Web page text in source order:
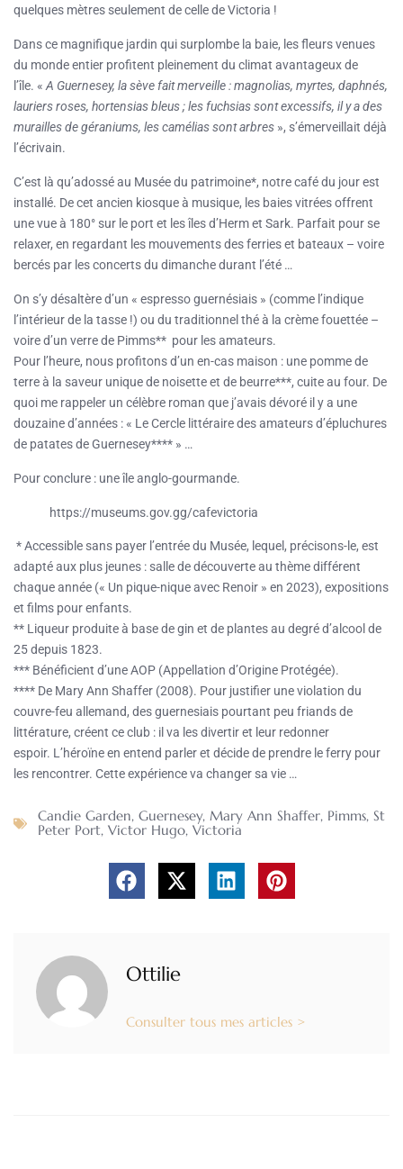
quelques mètres seulement de celle de Victoria !
Dans ce magnifique jardin qui surplombe la baie, les fleurs venues
du monde entier profitent pleinement du climat avantageux de
l’île. «A Guernesey, la sève fait merveille : magnolias, myrtes, daphnés,
lauriers roses, hortensias bleus ; les fuchsias sont excessifs, il y a des
murailles de géraniums, les camélias sont arbres », s’émerveillait déjà
l’écrivain.
C’est là qu’adossé au Musée du patrimoine*, notre café du jour est
installé. De cet ancien kiosque à musique, les baies vitrées offrent
une vue à 180° sur le port et les îles d’Herm et Sark. Parfait pour se
relaxer, en regardant les mouvements des ferries et bateaux – voire
bercés par les concerts du dimanche durant l’été …
On s’y désaltère d’un « espresso guernésiais » (comme l’indique
l’intérieur de la tasse !) ou du traditionnel thé à la crème fouettée –
voire d’un verre de Pimms** pour les amateurs.
Pour l’heure, nous profitons d’un en-cas maison : une pomme de
terre à la saveur unique de noisette et de beurre***, cuite au four. De
quoi me rappeler un célèbre roman que j’avais dévoré il y a une
douzaine d’années : « Le Cercle littéraire des amateurs d’épluchures
de patates de Guernesey**** » …
Pour conclure : une île anglo-gourmande.
https://museums.gov.gg/cafevictoria
* Accessible sans payer l’entrée du Musée, lequel, précisons-le, est
adapté aux plus jeunes : salle de découverte au thème différent
chaque année (« Un pique-nique avec Renoir » en 2023), expositions
et films pour enfants.
** Liqueur produite à base de gin et de plantes au degré d’alcool de
25 depuis 1823.
*** Bénéficient d’une AOP (Appellation d’Origine Protégée).
**** De Mary Ann Shaffer (2008). Pour justifier une violation du
couvre-feu allemand, des guernesiais pourtant peu friands de
littérature, créent ce club : il va les divertir et leur redonner
espoir. L’héroïne en entend parler et décide de prendre le ferry pour
les rencontrer. Cette expérience va changer sa vie …
Candie Garden, Guernesey, Mary Ann Shaffer, Pimms, St
Peter Port, Victor Hugo, Victoria
Ottilie
Consulter tous mes articles >